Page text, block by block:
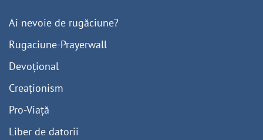
Ai nevoie de rugăciune?
Rugaciune-Prayerwall
Devoțional
Creaționism
Pro-Viață
Liber de datorii